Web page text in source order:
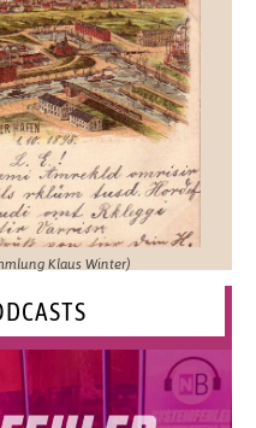
Klaus Winter)